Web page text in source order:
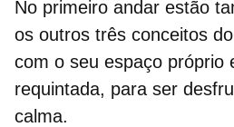
No primeiro andar estão
os outros três conceitos
com o seu espaço próprio
requintada, para ser
calma.